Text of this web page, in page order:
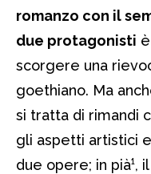
romanzo con il
due protagonisti
scorgere una
goethiano. Ma
si tratta di rimandi
gli aspetti artistici
due opere; in pià¹,